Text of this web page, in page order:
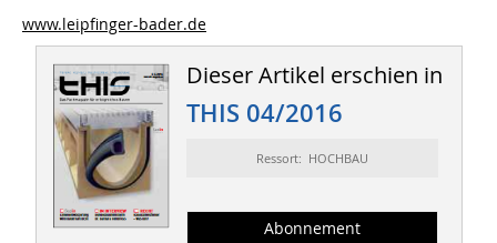
www.leipfinger-bader.de
Dieser Artikel erschien in
THIS 04/2016
Ressort: HOCHBAU
Abonnement